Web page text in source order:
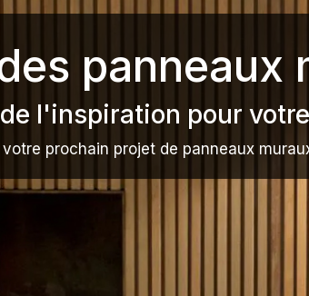
panneaux
l'inspiration pour
prochain projet de panneaux